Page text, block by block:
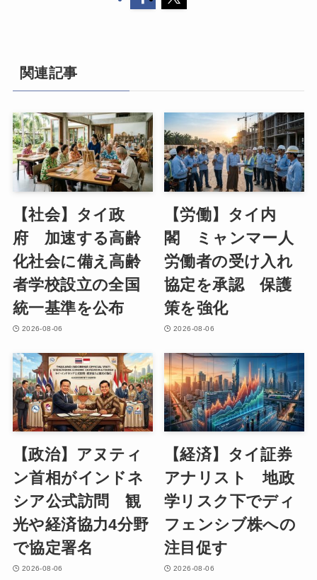
関連記事
【社会】タイ政
府 加速する高齢
化社会に備え高齢
者学校設立の全国
統一基準を公布
2026-08-06
【労働】タイ内
閣 ミャンマー人
労働者の受け入れ
協定を承認 保護
策を強化
2026-08-06
【政治】アヌティ
ン首相がインドネ
シア公式訪問 観
光や経済協力4分野
で協定署名
2026-08-06
【経済】タイ証券
アナリスト 地政
学リスク下でディ
フェンシブ株への
注目促す
2026-08-06